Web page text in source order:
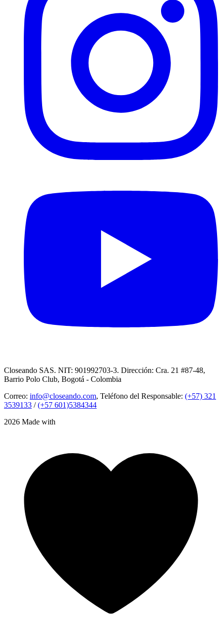
Closeando SAS. NIT: 901992703-3. Dirección: Cra. 21 #87-48,
Barrio Polo Club, Bogotá - Colombia
Correo: info@closeando.com, Teléfono del Responsable: (+57) 321
3539133 /(+57 601)5384344
2026 Made with